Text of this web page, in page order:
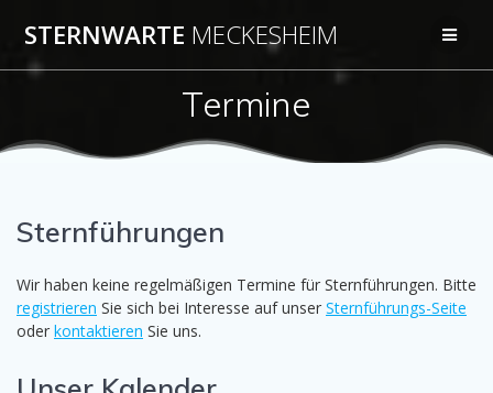
InhaltSTERNWARTE MECKESHEIM
Termine
Sternführungen
Wir haben keine regelmäßigen Termine für Sternführungen. Bitte
registrieren Sie sich bei Interesse auf unser Sternführungs-Seite
oder kontaktieren Sie uns.